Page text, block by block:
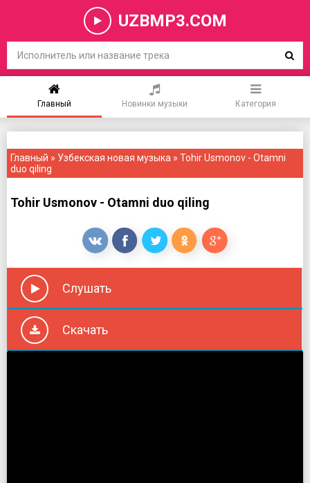
UZBMP3.COM
Главный Новинки музыки Категория
Главный » Узбекская новая музыка » Tohir Usmonov - Otamni
duo qiling
Tohir Usmonov - Otamni duo qiling
Слушать
Скачать